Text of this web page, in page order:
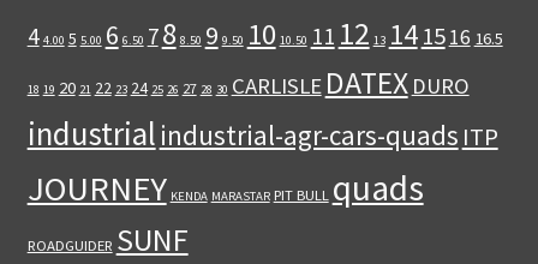
4 4.00 5 5.00 6 6.50 78 8.50 9 9.50 10 10.50 11 12 13 14 1516 16.5
18 19 20 21 22 23 24 25 26 27 28 30 CARLISLE DATEX DURO
industrial industrial-agr-cars-quads ITP
JOURNEY KENDA MARASTAR PIT BULL quads
ROADGUIDER SUNF